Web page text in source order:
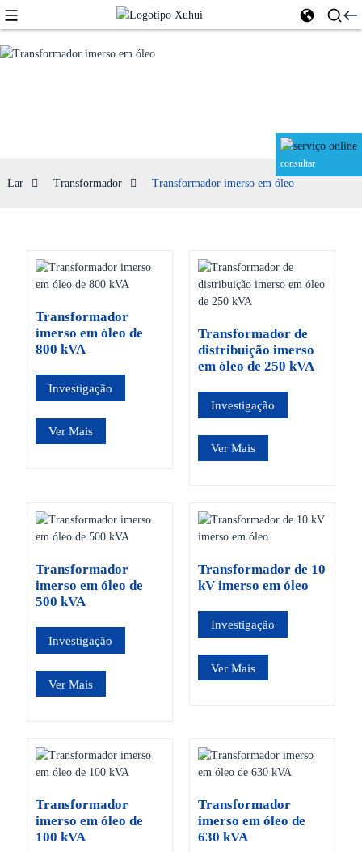
consultar
Lar Transformador Transformador imerso em óleo
Transformador
imerso em óleo de
800 kVA
Investigação
Ver Mais
Transformador de
distribuição imerso
em óleo de 250 kVA
Investigação
Ver Mais
Transformador
imerso em óleo de
500 kVA
Investigação
Ver Mais
Transformador de 10
kV imerso em óleo
Investigação
Ver Mais
Transformador
imerso em óleo de
100 kVA
Transformador
imerso em óleo de
630 kVA